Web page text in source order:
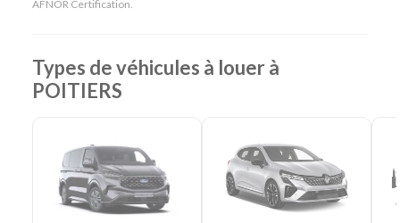
chantier
AFNOR Certification.
Types de véhicules à louer à
POITIERS